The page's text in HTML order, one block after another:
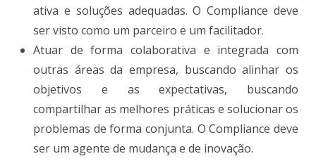
ativa e soluções adequadas. O Compliance deve
ser visto como um parceiro e um facilitador.
Atuar de forma colaborativa e integrada com
outras áreas da empresa, buscando alinhar os
objetivos e as expectativas, buscando
compartilhar as melhores práticas e solucionar os
problemas de forma conjunta. O Compliance deve
ser um agente de mudança e de inovação.